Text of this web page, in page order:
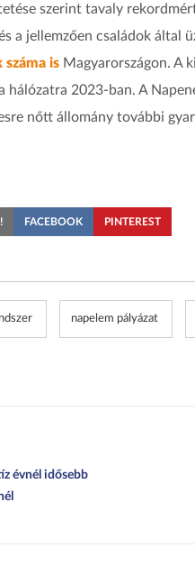
szerint tavaly
a jellemzően családok által
száma is Magyarországon. A
hálózatra 2023-ban. A
nőtt állomány további
FACEBOOK PINTEREST
napelem pályázat
évnél idősebb